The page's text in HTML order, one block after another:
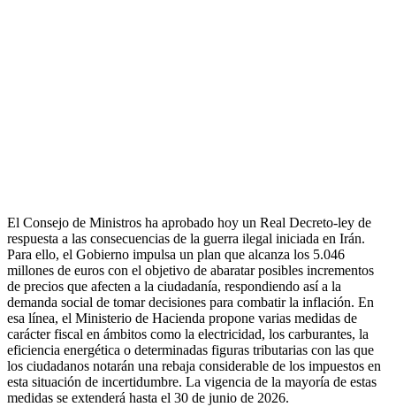
El Consejo de Ministros ha aprobado hoy un Real Decreto-ley de
respuesta a las consecuencias de la guerra ilegal iniciada en Irán.
Para ello, el Gobierno impulsa un plan que alcanza los 5.046
millones de euros con el objetivo de abaratar posibles incrementos
de precios que afecten a la ciudadanía, respondiendo así a la
demanda social de tomar decisiones para combatir la inflación. En
esa línea, el Ministerio de Hacienda propone varias medidas de
carácter fiscal en ámbitos como la electricidad, los carburantes, la
eficiencia energética o determinadas figuras tributarias con las que
los ciudadanos notarán una rebaja considerable de los impuestos en
esta situación de incertidumbre. La vigencia de la mayoría de estas
medidas se extenderá hasta el 30 de junio de 2026.